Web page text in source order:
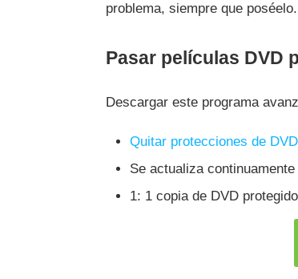
problema, siempre que
Pasar películas DVD
Descargar este programa
Quitar protecciones de DVD
Se actualiza
1: 1 copia de DVD